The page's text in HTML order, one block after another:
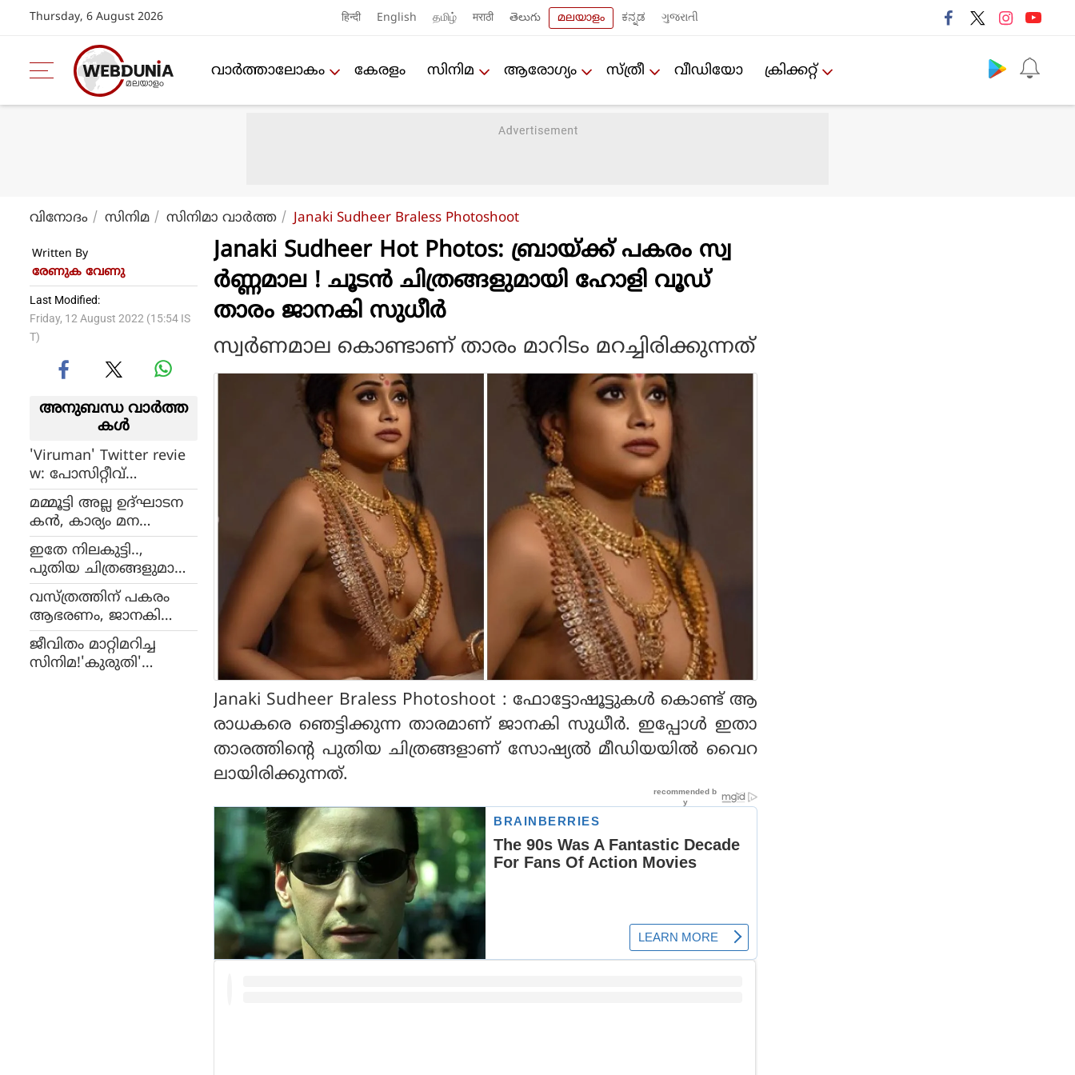
Thursday, 6 August 2026 हिन्दी English தமிழ் मराठी తెలుగు മലയാളം ಕನ್ನಡ ગુજરાતી
വാര്‍ത്താലോകം കേരളം സിനിമ ആരോഗ്യം സ്ത്രീ വീഡിയോ ക്രിക്കറ്റ്‌
വിനോദം സിനിമ സിനിമാ വാര്‍ത്ത Janaki Sudheer Braless Photoshoot
Written By
രേണുക വേണു
Last Modified:
Friday, 12 August 2022 (15:54 IS
T)
അനുബന്ധ വാര്‍ത്ത
കള്‍
'Viruman' Twitter revie
w: പോസിറ്റീവ്
റിവ്യൂമായി
കാര്‍ത്തിയുടെ 'വിരുമ
ന്‍' , ടിക്കറ്റ്
കിട്ടാനില്ലാതെ സിനിമ
പ്രേമികള്‍
മമ്മൂട്ടി അല്ല ഉദ്ഘാടന
കന്‍, കാര്യം മന
സിലാക്കാതെ കത്രിക
കയ്യിലെടുത്തു,ഇതാണ്
ഇതിലെ യഥാര്‍ത്ഥ വ
സ്തുത, വിശദീകരണ
കുറിപ്പ് പങ്കുവെച്ച്
എംഎല്‍എ
ഇതേ നിലകുട്ടി..,
പുതിയ ചിത്രങ്ങളുമായി
പേളി
വസ്ത്രത്തിന് പകരം
ആഭരണം, ജാനകി
സുധീറിന്റെ വൈറല്‍
ഫോട്ടോഷൂട്ട്
ജീവിതം മാറ്റിമറിച്ച
സിനിമ!'കുരുതി'
Janaki Sudheer Hot Photos: ബ്രായ്ക്ക് പകരം സ്വ
ര്‍ണ്ണമാല ! ചൂടന്‍ ചിത്രങ്ങളുമായി ഹോളി വൂഡ്
താരം ജാനകി സുധീര്‍
സ്വര്‍ണമാല കൊണ്ടാണ് താരം മാറിടം മറച്ചിരിക്കുന്നത്
Janaki Sudheer Braless Photoshoot : ഫോട്ടോഷൂട്ടുകള്‍ കൊണ്ട് ആ
രാധകരെ ഞെട്ടിക്കുന്ന താരമാണ് ജാനകി സുധീര്‍. ഇപ്പോള്‍ ഇതാ
താരത്തിന്റെ പുതിയ ചിത്രങ്ങളാണ് സോഷ്യല്‍ മീഡിയയില്‍ വൈറ
ലായിരിക്കുന്നത്.